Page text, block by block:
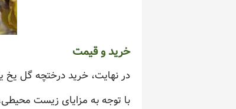
خرید و قیمت
در نهایت، خرید درختچه گل
با توجه به مزایای زیست